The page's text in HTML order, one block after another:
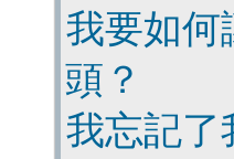
我要如何
頭？
我忘記了